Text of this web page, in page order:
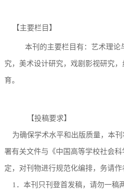
【主要栏目】
本刊的主要栏目有：艺术理论
究，美术设计研究，戏剧影视研究
育。
【投稿要求】
为确保学术水平和出版质量，本刊
署有关文件与《中国高等学校社会
定，对刊物进行规范化编排，务请作
1．本刊只刊登首发稿，请勿一稿